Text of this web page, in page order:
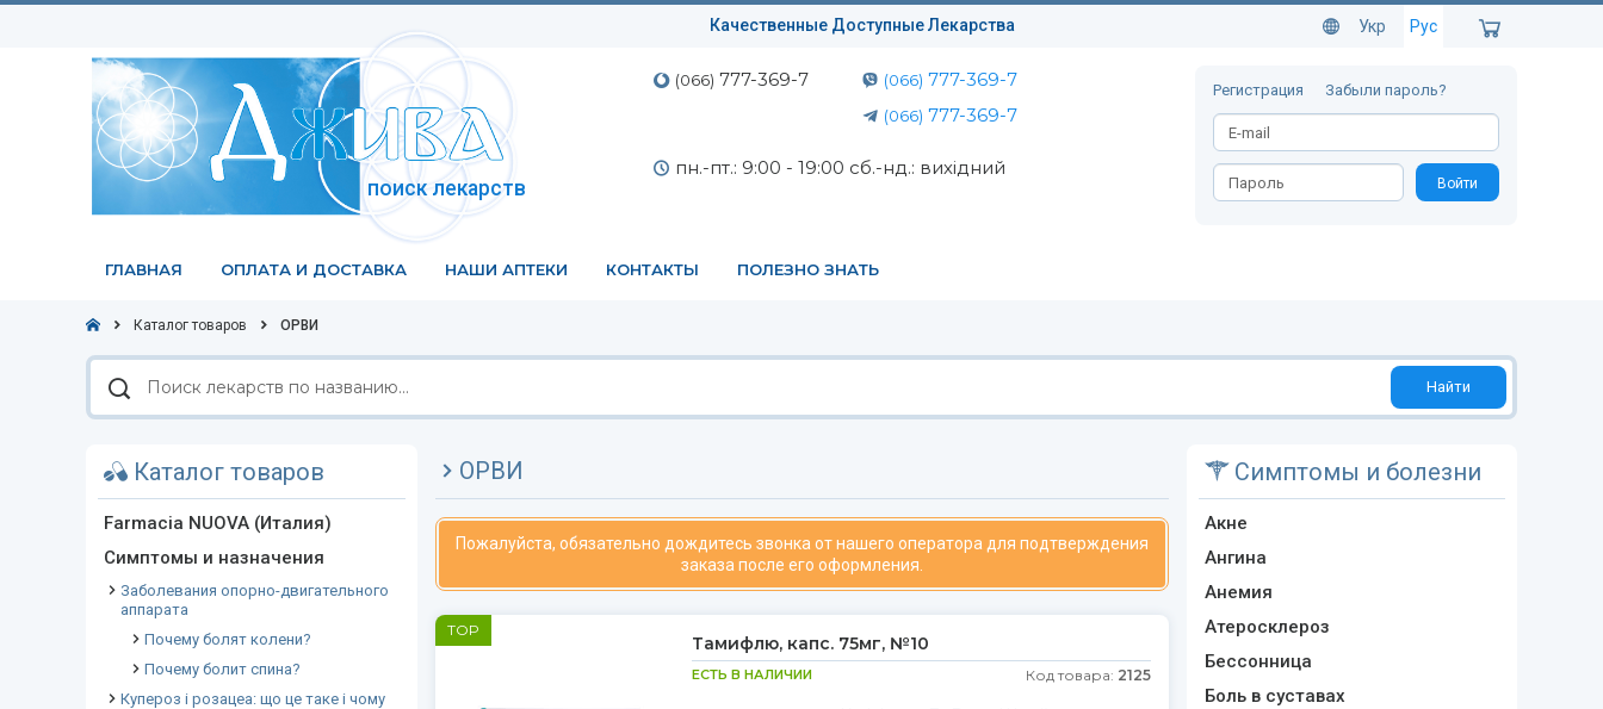
Качественные Доступные Лекарства Укр Рус
поиск лекарств
(066) 777-369-7 (066) 777-369-7
(066) 777-369-7
пн.-пт.: 9:00 - 19:00 сб.-нд.: вихідний
Регистрация Забыли пароль?
Войти
ГЛАВНАЯ ОПЛАТА И ДОСТАВКА НАШИ АПТЕКИ КОНТАКТЫ ПОЛЕЗНО ЗНАТЬ
Каталог товаров ОРВИ
Поиск
лекарств
по
Найти
Каталог товаров
Farmacia NUOVA (Италия)
Симптомы и назначения
Заболевания опорно-двигательного
аппарата
Почему болят колени?
Почему болит спина?
Купероз і розацеа: що це таке і чому
ОРВИ
Пожалуйста, обязательно дождитесь звонка от нашего оператора для подтверждения
заказа после его оформления.
TOP
Тамифлю, капс. 75мг, №10
ЕСТЬ В НАЛИЧИИ Код товара: 2125
Симптомы и болезни
Акне
Ангина
Анемия
Атеросклероз
Бессонница
Боль в суставах